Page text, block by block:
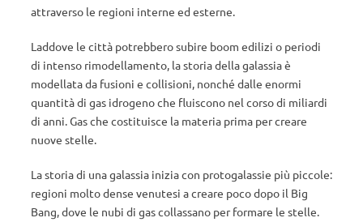
attraverso le regioni interne ed esterne.
Laddove le città potrebbero subire boom edilizi o periodi
di intenso rimodellamento, la storia della galassia è
modellata da fusioni e collisioni, nonché dalle enormi
quantità di gas idrogeno che fluiscono nel corso di miliardi
di anni. Gas che costituisce la materia prima per creare
nuove stelle.
La storia di una galassia inizia con protogalassie più piccole:
regioni molto dense venutesi a creare poco dopo il Big
Bang, dove le nubi di gas collassano per formare le stelle.